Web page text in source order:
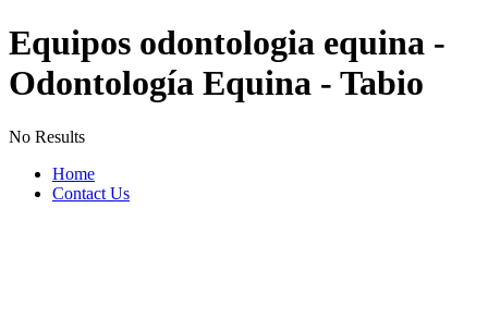
Equipos odontologia equina -
Odontología Equina - Tabio
No Results
Home
Contact Us